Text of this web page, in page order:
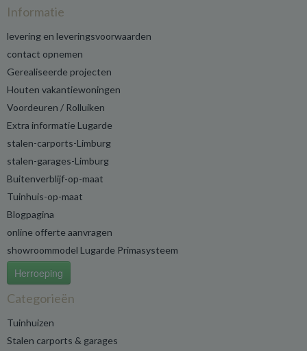
Informatie
levering en leveringsvoorwaarden
contact opnemen
Gerealiseerde projecten
Houten vakantiewoningen
Voordeuren / Rolluiken
Extra informatie Lugarde
stalen-carports-Limburg
stalen-garages-Limburg
Buitenverblijf-op-maat
Tuinhuis-op-maat
Blogpagina
online offerte aanvragen
showroommodel Lugarde Primasysteem
Herroeping
Categorieën
Tuinhuizen
Stalen carports & garages